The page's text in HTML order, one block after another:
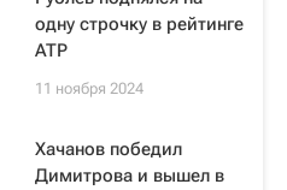
одну строчку в рейтинге
ATP
11 ноября 2024
Хачанов победил
Димитрова и вышел в